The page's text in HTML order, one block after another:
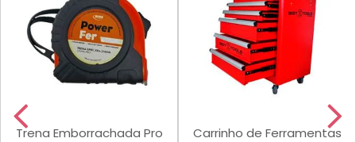
Trena Emborrachada Pro
Carrinho de Ferramentas